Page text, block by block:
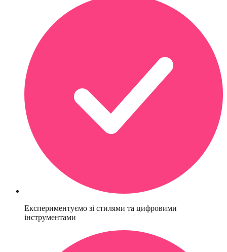
Експериментуємо зі стилями та цифровими
інструментами